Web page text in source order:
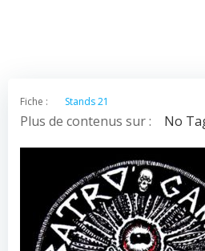
Fiche : Stands 21
Plus de contenus sur : No